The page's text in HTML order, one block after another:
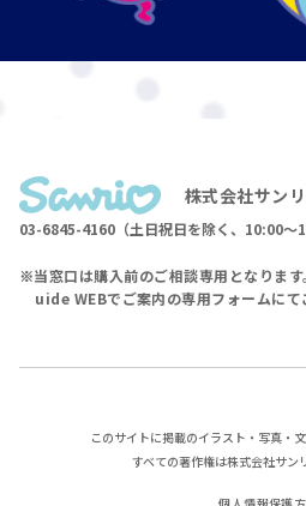
株式会社サン
03-6845-4160（土日祝日を除く、10:00〜
当窓口は購入前のご相談専用となりま
uide WEBでご案内の専用フォームにて
このサイトに掲載のイラスト・写真・
すべての著作権は株式会社サン